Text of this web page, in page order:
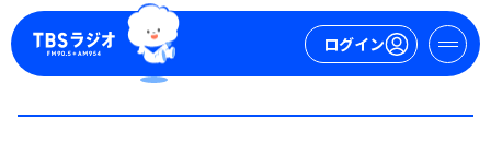
ログイン